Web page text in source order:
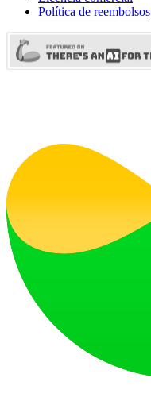
Política de reembolsos